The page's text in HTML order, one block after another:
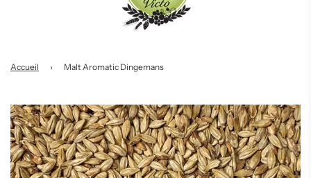
Accueil › Malt Aromatic Dingemans